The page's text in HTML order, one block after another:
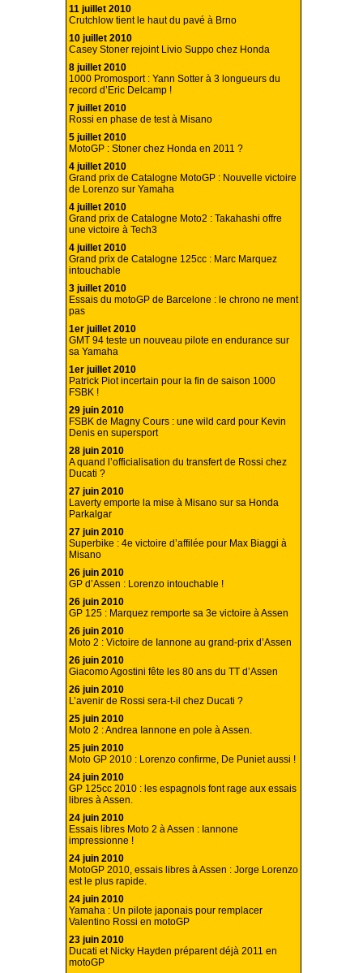
11 juillet 2010
Crutchlow tient le haut du pavé à Brno
10 juillet 2010
Casey Stoner rejoint Livio Suppo chez Honda
8 juillet 2010
1000 Promosport : Yann Sotter à 3 longueurs du
record d’Eric Delcamp !
7 juillet 2010
Rossi en phase de test à Misano
5 juillet 2010
MotoGP : Stoner chez Honda en 2011 ?
4 juillet 2010
Grand prix de Catalogne MotoGP : Nouvelle victoire
de Lorenzo sur Yamaha
4 juillet 2010
Grand prix de Catalogne Moto2 : Takahashi offre
une victoire à Tech3
4 juillet 2010
Grand prix de Catalogne 125cc : Marc Marquez
intouchable
3 juillet 2010
Essais du motoGP de Barcelone : le chrono ne ment
pas
1er juillet 2010
GMT 94 teste un nouveau pilote en endurance sur
sa Yamaha
1er juillet 2010
Patrick Piot incertain pour la fin de saison 1000
FSBK !
29 juin 2010
FSBK de Magny Cours : une wild card pour Kevin
Denis en supersport
28 juin 2010
A quand l’officialisation du transfert de Rossi chez
Ducati ?
27 juin 2010
Laverty emporte la mise à Misano sur sa Honda
Parkalgar
27 juin 2010
Superbike : 4e victoire d’affilée pour Max Biaggi à
Misano
26 juin 2010
GP d’Assen : Lorenzo intouchable !
26 juin 2010
GP 125 : Marquez remporte sa 3e victoire à Assen
26 juin 2010
Moto 2 : Victoire de Iannone au grand-prix d’Assen
26 juin 2010
Giacomo Agostini fête les 80 ans du TT d’Assen
26 juin 2010
L’avenir de Rossi sera-t-il chez Ducati ?
25 juin 2010
Moto 2 : Andrea Iannone en pole à Assen.
25 juin 2010
Moto GP 2010 : Lorenzo confirme, De Puniet aussi !
24 juin 2010
GP 125cc 2010 : les espagnols font rage aux essais
libres à Assen.
24 juin 2010
Essais libres Moto 2 à Assen : Iannone
impressionne !
24 juin 2010
MotoGP 2010, essais libres à Assen : Jorge Lorenzo
est le plus rapide.
24 juin 2010
Yamaha : Un pilote japonais pour remplacer
Valentino Rossi en motoGP
23 juin 2010
Ducati et Nicky Hayden préparent déjà 2011 en
motoGP